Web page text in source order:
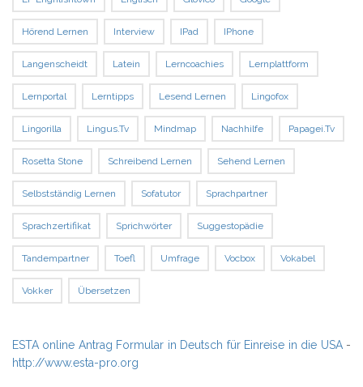
Hörend Lernen Interview IPad IPhone
Langenscheidt Latein Lerncoachies Lernplattform
Lernportal Lerntipps Lesend Lernen Lingofox
Lingorilla Lingus.tv Mindmap Nachhilfe Papagei.tv
Rosetta Stone Schreibend Lernen Sehend Lernen
Selbstständig Lernen Sofatutor Sprachpartner
Sprachzertifikat Sprichwörter Suggestopädie
Tandempartner Toefl Umfrage Vocbox Vokabel
Vokker Übersetzen
ESTA online Antrag Formular in Deutsch für Einreise in die USA-
http://www.esta-pro.org